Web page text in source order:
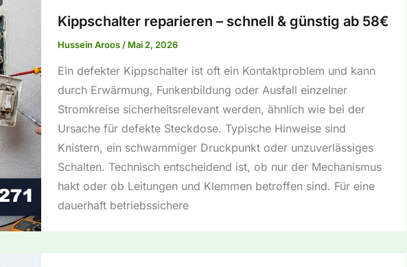
Kippschalter reparieren – schnell & günstig ab 58€
Hussein Aroos / Mai 2, 2026
Ein defekter Kippschalter ist oft ein Kontaktproblem und kann
durch Erwärmung, Funkenbildung oder Ausfall einzelner
Stromkreise sicherheitsrelevant werden, ähnlich wie bei der
Ursache für defekte Steckdose. Typische Hinweise sind
Knistern, ein schwammiger Druckpunkt oder unzuverlässiges
Schalten. Technisch entscheidend ist, ob nur der Mechanismus
hakt oder ob Leitungen und Klemmen betroffen sind. Für eine
dauerhaft betriebssichere